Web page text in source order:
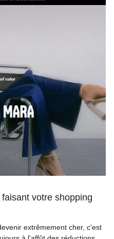
votre shopping
extrêmement cher, c'est